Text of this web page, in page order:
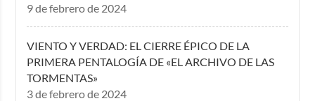
9 de febrero de 2024
VIENTO Y VERDAD: EL CIERRE ÉPICO DE LA
PRIMERA PENTALOGÍA DE «EL ARCHIVO DE LAS
TORMENTAS»
3 de febrero de 2024